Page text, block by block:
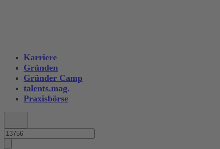
Karriere
Gründen
Gründer Camp
talents.mag.
Praxisbörse